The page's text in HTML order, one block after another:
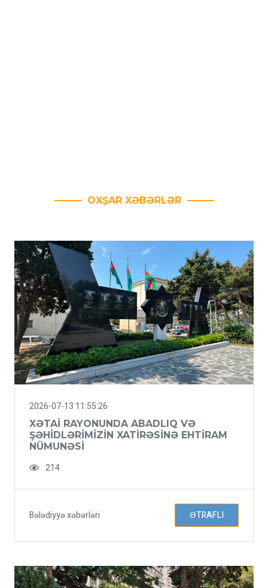
OXŞAR XƏBƏRLƏR
2026-07-13 11:55:26
XƏTAI RAYONUNDA ABADLIQ VƏ
ŞƏHIDLƏRIMIZIN XATIRƏSINƏ EHTIRAM
NÜMUNƏSI
214
Bələdiyyə xəbərləri ƏTRAFLI